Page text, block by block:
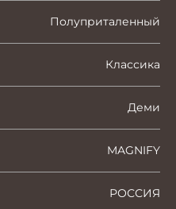
Полуприталенный
Классика
Деми
MAGNIFY
РОССИЯ